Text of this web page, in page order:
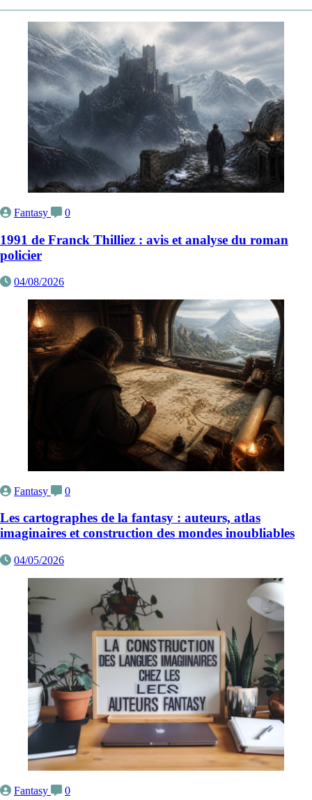
Fantasy 0
1991 de Franck Thilliez : avis et analyse du roman
policier
04/08/2026
Fantasy 0
Les cartographes de la fantasy : auteurs, atlas
imaginaires et construction des mondes inoubliables
04/05/2026
Fantasy 0